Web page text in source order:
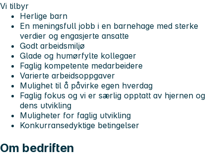
Vi tilbyr
Herlige barn
En meningsfull jobb i en barnehage med sterke
verdier og engasjerte ansatte
Godt arbeidsmiljø
Glade og humørfylte kollegaer
Faglig kompetente medarbeidere
Varierte arbeidsoppgaver
Mulighet til å påvirke egen hverdag
Faglig fokus og vi er særlig opptatt av hjernen og
dens utvikling
Muligheter for faglig utvikling
Konkurransedyktige betingelser
Om bedriften